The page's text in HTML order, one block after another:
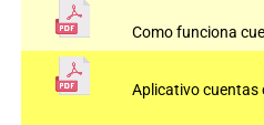
Como funciona
Aplicativo cuentas